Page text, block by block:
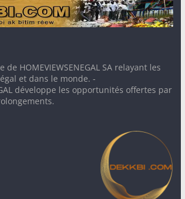
de HOMEVIEWSENEGAL SA relayant les
et dans le monde. -
développe les opportunités offertes par